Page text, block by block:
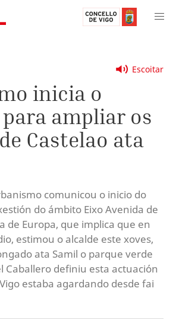
Escoitar
inicia o
ampliar os
Castelao ata
comunicou o inicio do
do ámbito Eixo Avenida de
de Europa, que implica que en
estimou o alcalde este xoves,
ata Samil o parque verde
Caballero definiu esta actuación
estaba agardando desde fai